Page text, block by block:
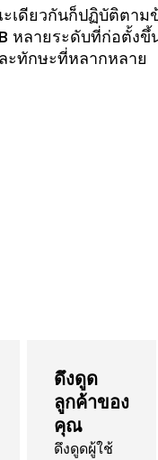
เดียวกันก็ปฏิบัติตาม
หลายระดับที่ก่อตั้ง
ะทักษะที่หลากหลาย
ดึงดูด
ลูกค้าของ
คุณ
ดึงดูดผู้ใช้